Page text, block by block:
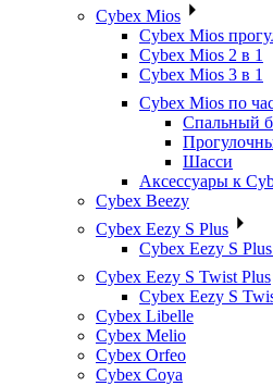
Cybex Mios
Cybex Mios
Cybex Mios 2 в 1
Cybex Mios 3 в 1
Cybex Mios по
Спальный
Шасси
Аксессуары к
Cybex Beezy
Cybex Eezy S Plus
Cybex Eezy S
Cybex Eezy S Twist Plus
Cybex Eezy S
Cybex Libelle
Cybex Melio
Cybex Orfeo
Cybex Coya